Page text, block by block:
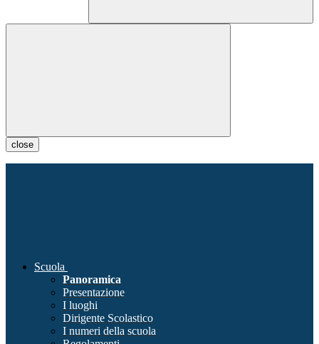
close
Scuola
Panoramica
Presentazione
I luoghi
Dirigente Scolastico
I numeri della scuola